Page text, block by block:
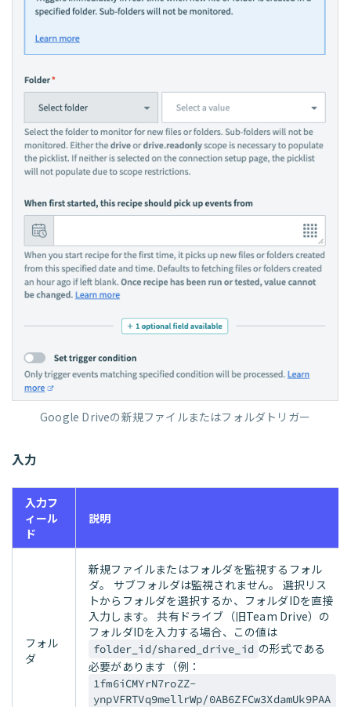
Google Driveの新規ファイルまたはフォルダトリガー
入力
入力フ
ィール
ド
説明
フォル
ダ
新規ファイルまたはフォルダを監視するフォル
ダ。 サブフォルダは監視されません。 選択リス
トからフォルダを選択するか、フォルダIDを直接
入力します。 共有ドライブ（旧Team Drive）の
フォルダIDを入力する場合、この値は
folder_id/shared_drive_id の形式である
必要があります（例：
1fm6iCMYrN7roZZ-
ynpVFRTVq9mellrWp/0AB6ZFCw3XdamUk9PAA